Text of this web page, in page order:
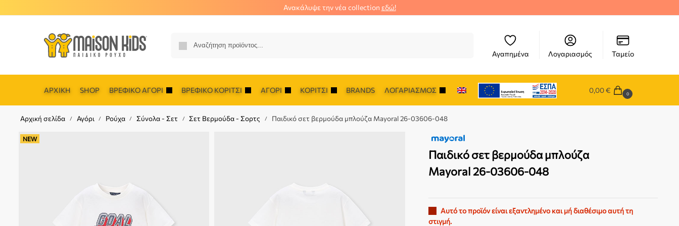
Ανακάλυψε την νέα collection εδώ!
Αγαπημένα Λογαριασμός Ταμείο
ΑΡΧΙΚΉ SHOP ΒΡΕΦΙΚΌ ΑΓΌΡΙ ΒΡΕΦΙΚΌ ΚΟΡΊΤΣΙ ΑΓΌΡΙ ΚΟΡΊΤΣΙ BRANDS ΛΟΓΑΡΙΑΣΜΌΣ 0,00€ 0
Αρχική σελίδα / Αγόρι / Ρούχα / Σύνολα - Σετ / Σετ Βερμούδα - Σορτς / Παιδικό σετ βερμούδα μπλούζα Mayoral 26-03606-048
NEW
Παιδικό σετ βερμούδα μπλούζα
Mayoral 26-03606-048
Αυτό το προϊόν είναι εξαντλημένο και μή διαθέσιμο αυτή τη
στιγμή.